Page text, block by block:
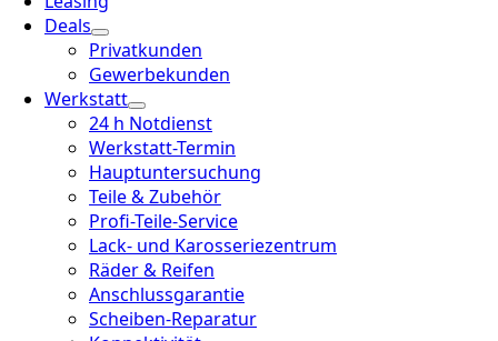
Deals
Privatkunden
Gewerbekunden
Werkstatt
24 h Notdienst
Werkstatt-Termin
Hauptuntersuchung
Teile & Zubehör
Profi-Teile-Service
Lack- und Karosseriezentrum
Räder & Reifen
Anschlussgarantie
Scheiben-Reparatur